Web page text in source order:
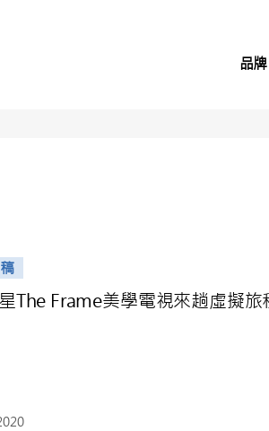
品牌
The Frame美學電視來趟虛擬